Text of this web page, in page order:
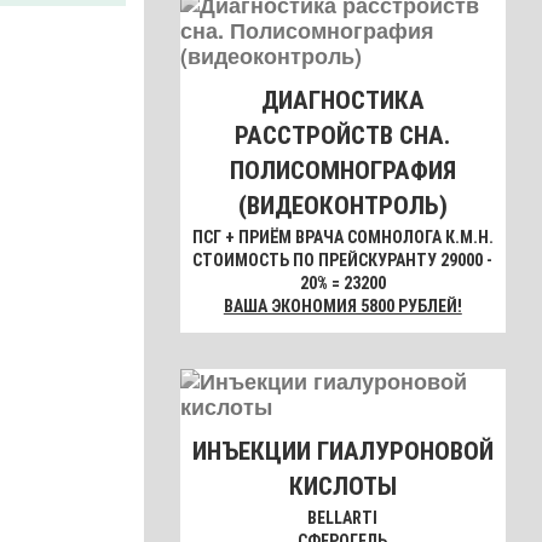
ДИАГНОСТИКА
РАССТРОЙСТВ СНА.
ПОЛИСОМНОГРАФИЯ
(ВИДЕОКОНТРОЛЬ)
ПСГ + ПРИЁМ ВРАЧА СОМНОЛОГА К.М.Н.
СТОИМОСТЬ ПО ПРЕЙСКУРАНТУ 29000 -
20% = 23200
ВАША ЭКОНОМИЯ 5800 РУБЛЕЙ!
ИНЪЕКЦИИ ГИАЛУРОНОВОЙ
КИСЛОТЫ
BELLARTI